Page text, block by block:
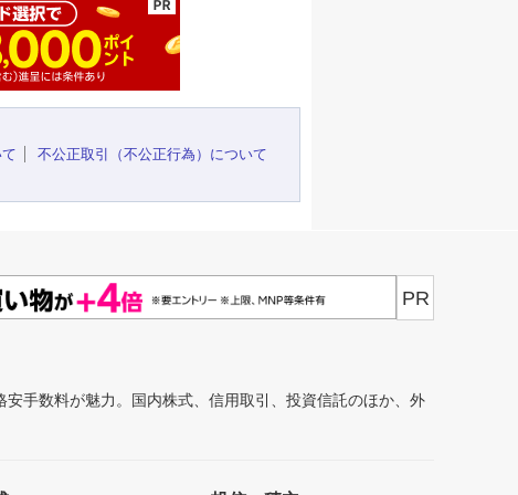
不公正取引（不公正行為）について
PR
手数料が魅力。国内株式、信用取引、投資信託のほか、外